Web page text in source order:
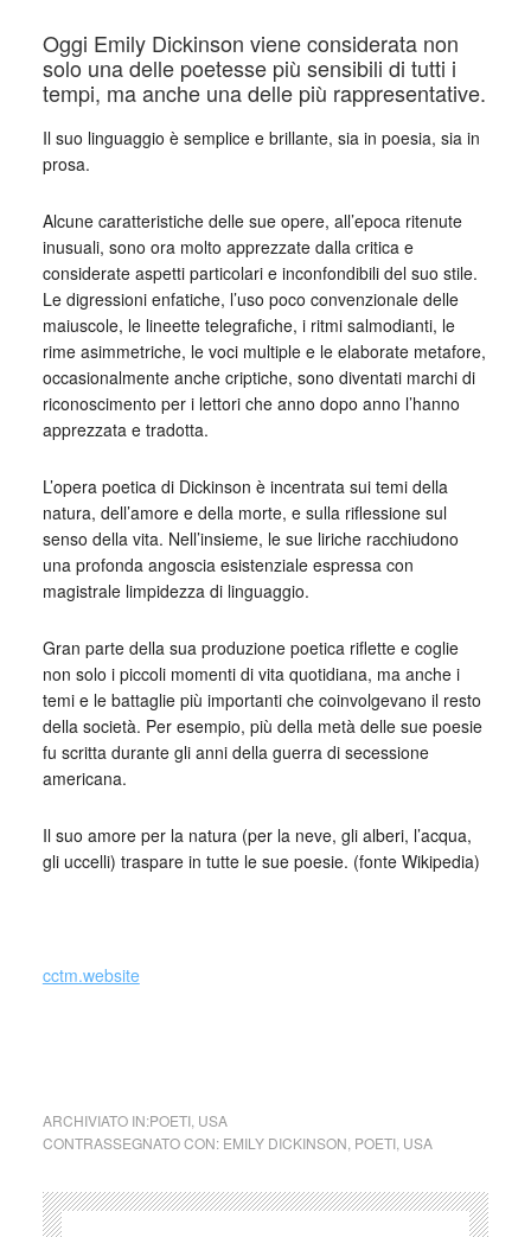
Oggi Emily Dickinson viene considerata non
solo una delle poetesse più sensibili di tutti i
tempi, ma anche una delle più rappresentative.
Il suo linguaggio è semplice e brillante, sia in poesia, sia in
prosa.
Alcune caratteristiche delle sue opere, all’epoca ritenute
inusuali, sono ora molto apprezzate dalla critica e
considerate aspetti particolari e inconfondibili del suo stile.
Le digressioni enfatiche, l’uso poco convenzionale delle
maiuscole, le lineette telegrafiche, i ritmi salmodianti, le
rime asimmetriche, le voci multiple e le elaborate metafore,
occasionalmente anche criptiche, sono diventati marchi di
riconoscimento per i lettori che anno dopo anno l’hanno
apprezzata e tradotta.
L’opera poetica di Dickinson è incentrata sui temi della
natura, dell’amore e della morte, e sulla riflessione sul
senso della vita. Nell’insieme, le sue liriche racchiudono
una profonda angoscia esistenziale espressa con
magistrale limpidezza di linguaggio.
Gran parte della sua produzione poetica riflette e coglie
non solo i piccoli momenti di vita quotidiana, ma anche i
temi e le battaglie più importanti che coinvolgevano il resto
della società. Per esempio, più della metà delle sue poesie
fu scritta durante gli anni della guerra di secessione
americana.
Il suo amore per la natura (per la neve, gli alberi, l’acqua,
gli uccelli) traspare in tutte le sue poesie. (fonte Wikipedia)
cctm.website
ARCHIVIATO IN:POETI, USA
CONTRASSEGNATO CON: EMILY DICKINSON POETI, USA